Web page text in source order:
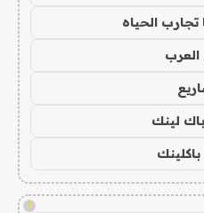
تجارب الحياه
العرب
باك لينك
باكلينك
!